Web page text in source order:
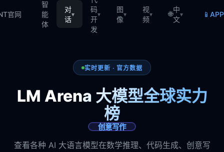
官网
智
能
体
对
话
▾
码
开
发
▾
图
像
▾
视
频
▾ 🌐
中
文
▾ 📱
实时更新 · 官方数据
LM Arena 大模型全球实力
榜
创意写作
查看各种 AI 大语言模型在数学推理、代码生成、创意写